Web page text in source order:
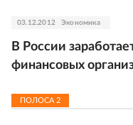
03.12.2012 Экономика
В России
финансовых
ПОЛОСА 2